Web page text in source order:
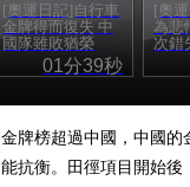
[奧運日記]自行車
金牌得而復失 中
國隊雖敗猶榮
01分39秒
[奧
為悲
次錯
牌榜超過中國，中國
抗衡。田徑項目開始